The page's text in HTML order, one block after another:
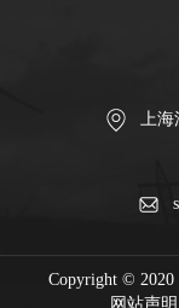
上
Copyright ©
网站声明